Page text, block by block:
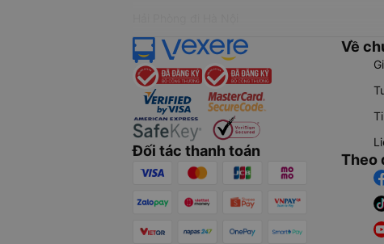
Đối tác thanh toán
Về
Theo